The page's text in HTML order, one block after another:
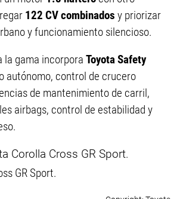
122 CV combinados y priorizar
y funcionamiento silencioso.
la gama incorpora Toyota Safety
autónomo, control de crucero
de mantenimiento de carril,
airbags, control de estabilidad y
GR Sport.